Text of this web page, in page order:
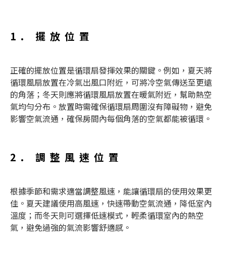
1. 擺放位置
正確的擺放位置是循環扇發揮效果的關鍵。例如，夏天將
循環風扇放置在冷氣出風口附近，可將冷空氣傳送至更遠
的角落；冬天則應將循環風扇放置在暖氣附近，幫助熱空
氣均勻分布。放置時需確保循環扇周圍沒有障礙物，避免
影響空氣流通，確保房間內每個角落的空氣都能被循環。
2. 調整風速位置
根據季節和需求適當調整風速，能讓循環扇的使用效果更
佳。夏天建議使用高風速，快速帶動空氣流通，降低室內
溫度；而冬天則可選擇低速模式，輕柔循環室內的熱空
氣，避免過強的氣流影響舒適感。